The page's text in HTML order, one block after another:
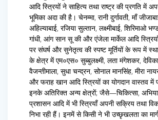
आदि स्त्रियों ने साहित्य तथा राष्ट्र की प्रगति में
भूमिका अदा की है। चेनम्मा, रानी दुर्गावती, माँ
अहिल्याबाई, रजिया सुल्तान, लक्ष्मीबाई, शिरिमाओ
गांधी, आंग सान सू की और एंजेला मार्केल आदि
पर संघर्ष और सुनेतृत्व की स्पष्ट मूर्तियों के रूप में
के क्षेत्र में एम०एस० सुब्बुलक्ष्मी, लता मंगेशकर, देविका
वैजन्तीमाला, सुधा चन्द्रन, सोनाल मानसिंह, मीरा
और फराह खान आदि स्त्रियों का योगदान वास्तव
इनके अतिरिक्त अन्य क्षेत्रों; जैसे—चिकित्सा,
प्रशासन आदि में भी स्त्रियाँ अपनी सक्रिय तथा
निभा रही हैं। इनमें से किसी ने भी उच्छृखलता का